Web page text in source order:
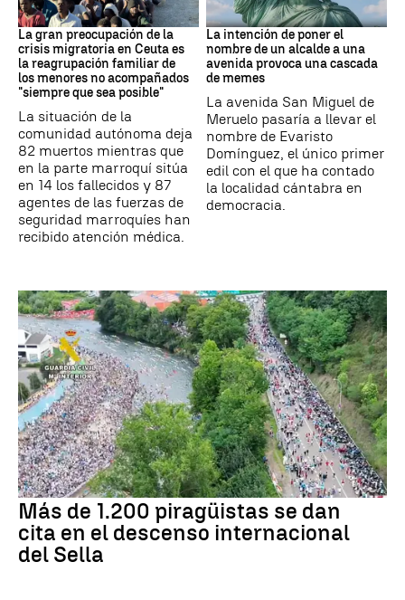
CRISIS MIGRATORIA
La gran preocupación de la
crisis migratoria en Ceuta es
la reagrupación familiar de
los menores no acompañados
"siempre que sea posible"
La situación de la
comunidad autónoma deja
82 muertos mientras que
en la parte marroquí sitúa
en 14 los fallecidos y 87
agentes de las fuerzas de
seguridad marroquíes han
recibido atención médica.
MEMES
La intención de poner el
nombre de un alcalde a una
avenida provoca una cascada
de memes
La avenida San Miguel de
Meruelo pasaría a llevar el
nombre de Evaristo
Domínguez, el único primer
edil con el que ha contado
la localidad cántabra en
democracia.
Más de 1.200 piragüistas se dan
cita en el descenso internacional
del Sella